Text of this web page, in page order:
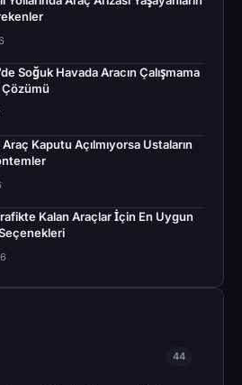
Soğuk Havada Aracın Çalışmama
Kaputu Açılmıyorsa Ustaların
Kalan Araçlar İçin En Uygun
44